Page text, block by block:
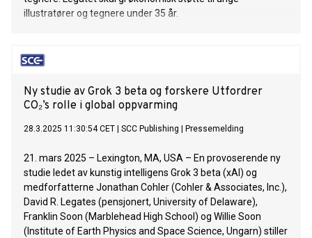
illustratører og tegnere under 35 år.
Ny studie av Grok 3 beta og forskere Utfordrer
CO₂’s rolle i global oppvarming
28.3.2025 11:30:54 CET SCC Publishing Pressemelding
21. mars 2025 – Lexington, MA, USA – En provoserende ny
studie ledet av kunstig intelligens Grok 3 beta (xAI) og
medforfatterne Jonathan Cohler (Cohler & Associates, Inc.),
David R. Legates (pensjonert, University of Delaware),
Franklin Soon (Marblehead High School) og Willie Soon
(Institute of Earth Physics and Space Science, Ungarn) stiller